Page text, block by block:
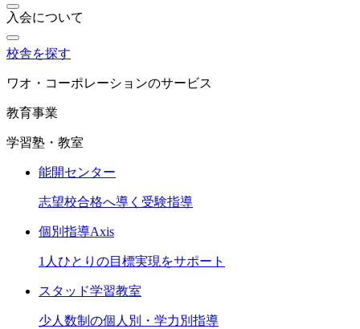
入会について
校舎を探す
ワオ・コーポレーションのサービス
教育事業
学習塾・教室
能開センター
志望校合格へ導く受験指導
個別指導Axis
1人ひとりの目標実現をサポート
スタッド学習教室
少人数制の個人別・学力別指導